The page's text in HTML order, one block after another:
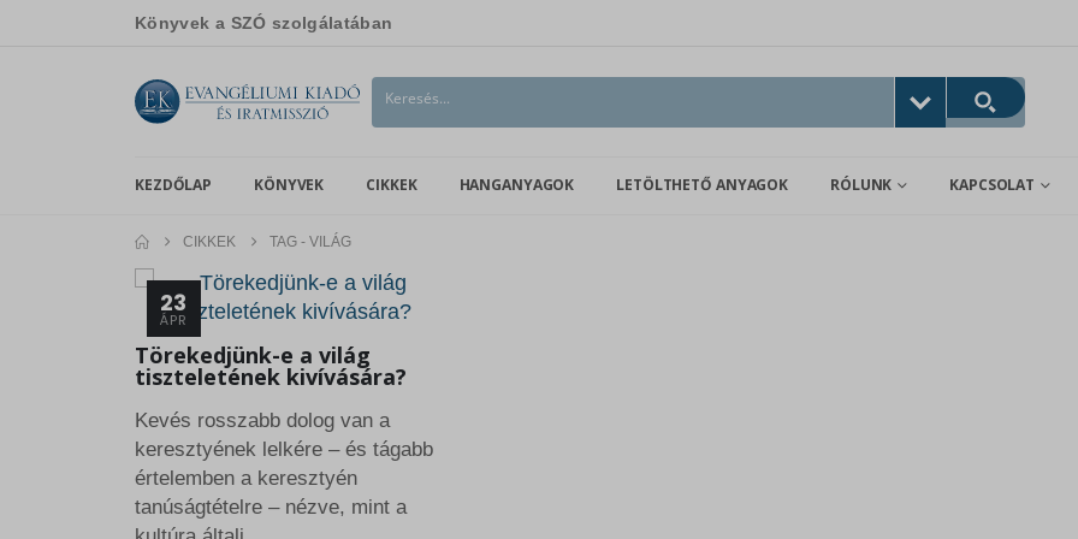
Könyvek a SZÓ szolgálatában
KEZDŐLAP KÖNYVEK CIKKEK HANGANYAGOK LETÖLTHETŐ ANYAGOK RÓLUNK KAPCSOLAT
CIKKEK TAG - VILÁG
23
ÁPR
Törekedjünk-e a világ
tiszteletének kivívására?
Kevés rosszabb dolog van a
keresztyének lelkére – és tágabb
értelemben a keresztyén
tanúságtételre – nézve, mint a